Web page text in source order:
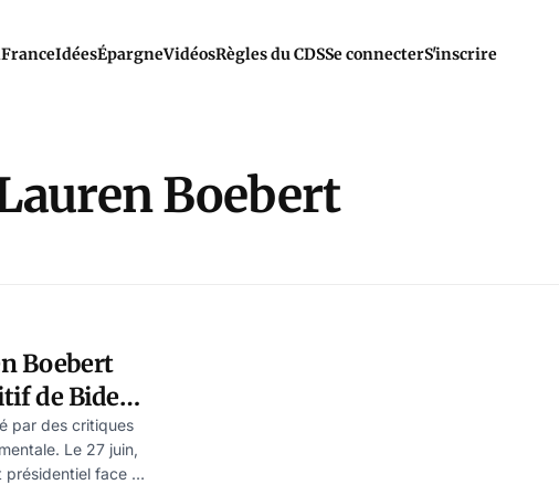
FranceIdéesÉpargneVidéosRègles du CDSSe connecterS'inscrire
Boebert
Boebert
de Biden
par des critiques
Le 27 juin,
face à